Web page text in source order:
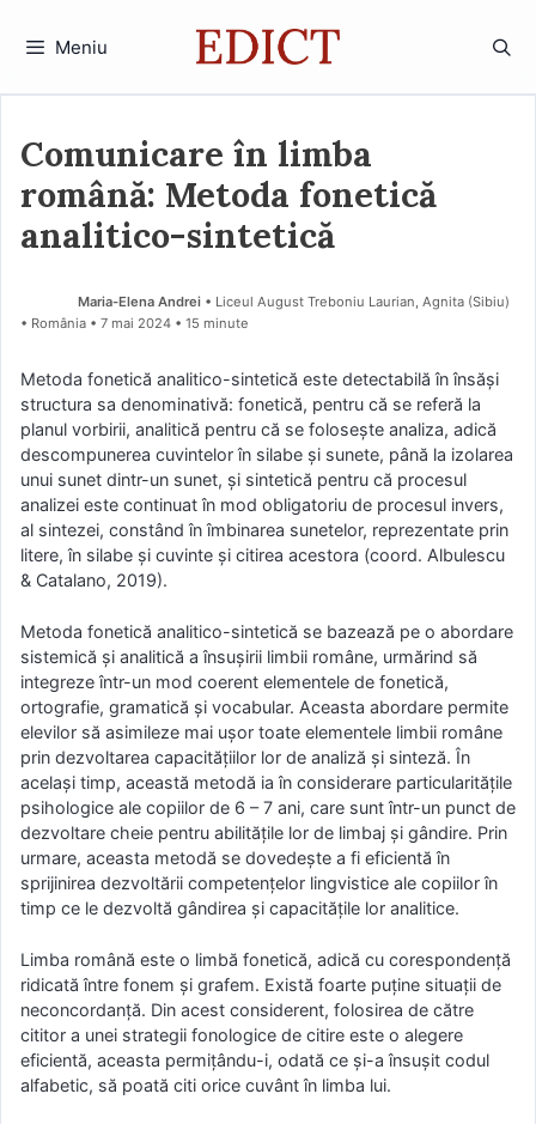
Meniu
Comunicare în limba
română: Metoda fonetică
analitico-sintetică
Maria-Elena Andrei • Liceul August Treboniu Laurian, Agnita (Sibiu)
• România
7 mai 2024 • 15 minute
Metoda fonetică analitico-sintetică este detectabilă în însăși
structura sa denominativă: fonetică, pentru că se referă la
planul vorbirii, analitică pentru că se folosește analiza, adică
descompunerea cuvintelor în silabe și sunete, până la izolarea
unui sunet dintr-un sunet, și sintetică pentru că procesul
analizei este continuat în mod obligatoriu de procesul invers,
al sintezei, constând în îmbinarea sunetelor, reprezentate prin
litere, în silabe și cuvinte și citirea acestora (coord. Albulescu
& Catalano, 2019).
Metoda fonetică analitico-sintetică se bazează pe o abordare
sistemică și analitică a însușirii limbii române, urmărind să
integreze într-un mod coerent elementele de fonetică,
ortografie, gramatică și vocabular. Aceasta abordare permite
elevilor să asimileze mai ușor toate elementele limbii române
prin dezvoltarea capacitățiilor lor de analiză și sinteză. În
același timp, această metodă ia în considerare particularitățile
psihologice ale copiilor de 6 – 7 ani, care sunt într-un punct de
dezvoltare cheie pentru abilitățile lor de limbaj și gândire. Prin
urmare, aceasta metodă se dovedește a fi eficientă în
sprijinirea dezvoltării competențelor lingvistice ale copiilor în
timp ce le dezvoltă gândirea și capacitățile lor analitice.
Limba română este o limbă fonetică, adică cu corespondență
ridicată între fonem și grafem. Există foarte puține situații de
neconcordanță. Din acest considerent, folosirea de către
cititor a unei strategii fonologice de citire este o alegere
eficientă, aceasta permițându-i, odată ce și-a însușit codul
alfabetic, să poată citi orice cuvânt în limba lui.